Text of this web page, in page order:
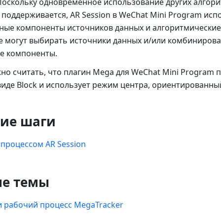
AR Session в WeChat Mini Program
компоненты источников данных и
могут выбирать источники данных и/или
компоненты.
считать, что плагин Mega для WeChat Mini Program
Block и использует режим центра,
шаги
AR Session
темы
рабочий процесс MegaTracker